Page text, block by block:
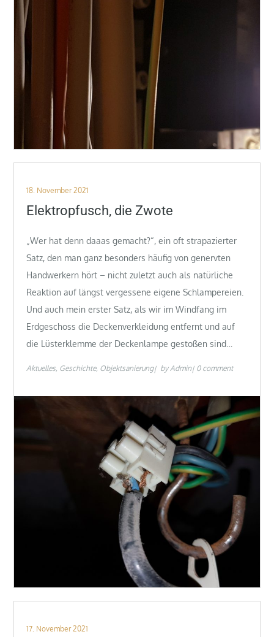
Posted
on
18. November 2021
Elektropfusch, die Zwote
„Wer hat denn daaas gemacht?“, ein oft strapazierter
Satz, den man ganz besonders häufig von genervten
Handwerkern hört – nicht zuletzt auch als natürliche
Reaktion auf längst vergessene eigene Schlampereien.
Und auch mein erster Satz, als wir im Windfang im
Erdgeschoss die Deckenverkleidung entfernt und auf
die Lüsterklemme der Deckenlampe gestoßen sind…
Aktuelles Geschichte Objektsanierung by Admin 0 comment
Posted
17. November 2021